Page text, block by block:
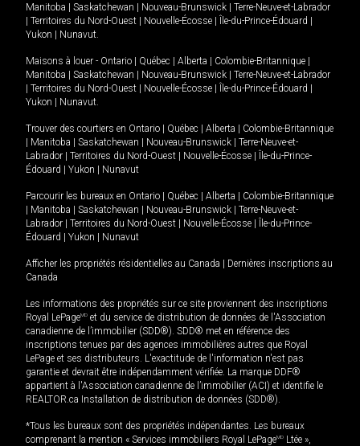
Manitoba | Saskatchewan | Nouveau-Brunswick | Terre-Neuve-et-Labrador
| Territoires du Nord-Ouest | Nouvelle-Écosse | Île-du-Prince-Édouard |
Yukon | Nunavut
Maisons à louer - Ontario | Québec | Alberta | Colombie-Britannique |
Manitoba | Saskatchewan | Nouveau-Brunswick | Terre-Neuve-et-Labrador
| Territoires du Nord-Ouest | Nouvelle-Écosse | Île-du-Prince-Édouard |
Yukon | Nunavut
Trouver des courtiers en Ontario | Québec | Alberta | Colombie-Britannique
| Manitoba | Saskatchewan | Nouveau-Brunswick | Terre-Neuve-et-
Labrador | Territoires du Nord-Ouest | Nouvelle-Écosse | Île-du-Prince-
Édouard | Yukon | Nunavut
Parcourir les bureaux en Ontario | Québec | Alberta | Colombie-Britannique
| Manitoba | Saskatchewan | Nouveau-Brunswick | Terre-Neuve-et-
Labrador | Territoires du Nord-Ouest | Nouvelle-Écosse | Île-du-Prince-
Édouard | Yukon | Nunavut
Afficher les propriétés résidentielles au Canada | Dernières inscriptions au
Canada
Les informations des propriétés sur ce site proviennent des inscriptions
Royal LePageMD et du service de distribution de données de l'Association
canadienne de l’immobilier (SDD®). SDD® met en référence des
inscriptions tenues par des agences immobilières autres que Royal
LePage et ses distributeurs. L'exactitude de l'information n'est pas
garantie et devrait être indépendamment vérifiée. La marque DDF®
appartient à l'Association canadienne de l’immobilier (ACI) et identifie le
REALTOR.ca Installation de distribution de données (SDD®).
*Tous les bureaux sont des propriétés indépendantes. Les bureaux
comprenant la mention « Services immobiliers Royal LePageMD Ltée »,